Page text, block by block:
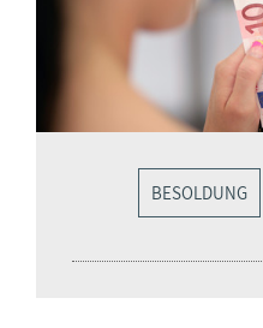
BESOLDUNG